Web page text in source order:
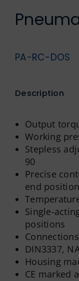
PA-RC-DOS
Description
Output
Working
Stepless
90
Precise
end
Single-
positions
DIN3337,
Housing
CE marked